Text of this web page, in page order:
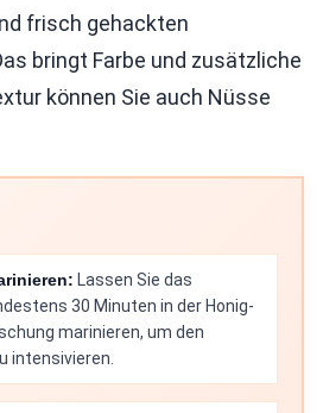
frisch gehackten
bringt Farbe und zusätzliche
können Sie auch Nüsse
Lassen Sie das
30 Minuten in der Honig-
marinieren, um den
intensivieren.